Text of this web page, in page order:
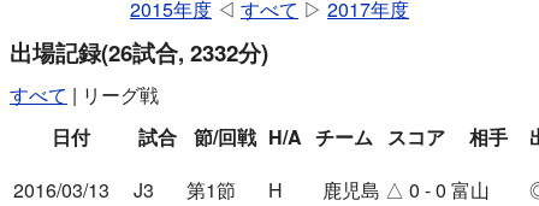
2015年度 ◁ すべて ▷ 2017年度
出場記録(26試合, 2332分)
すべて | リーグ戦
日付
試合 節/回戦 H/A チーム スコア 相手
2016/03/13
J3 第1節 H 鹿児島 △ 0 - 0 富山